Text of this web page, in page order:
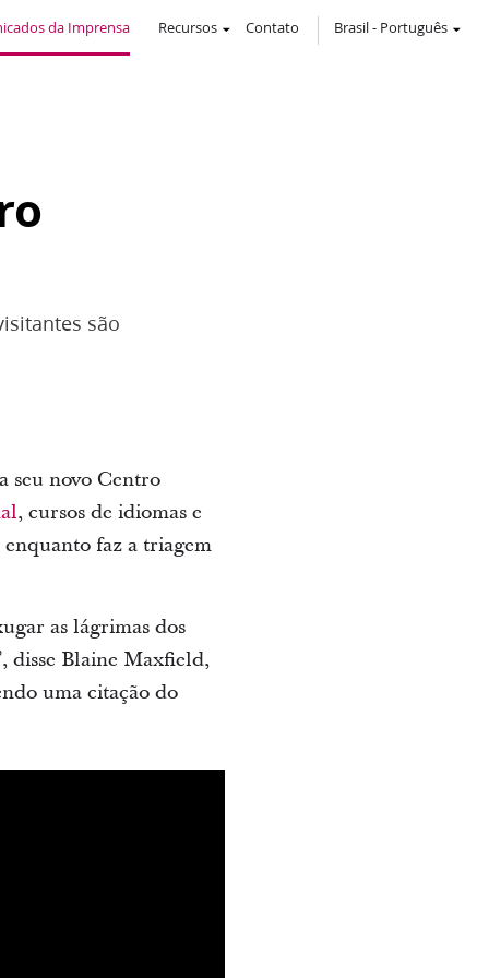
da Imprensa Recursos Contato Brasil- Português
são
seu novo Centro
, cursos de idiomas e
enquanto faz a triagem
as lágrimas dos
disse Blaine Maxfield,
uma citação do